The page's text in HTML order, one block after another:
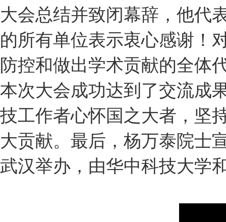
大会总结并致闭幕辞，他代
的所有单位表示衷心感谢！
防控和做出学术贡献的全体
本次大会成功达到了交流成
技工作者心怀国之大者，坚
大贡献。最后，杨万泰院士
武汉举办，由华中科技大学